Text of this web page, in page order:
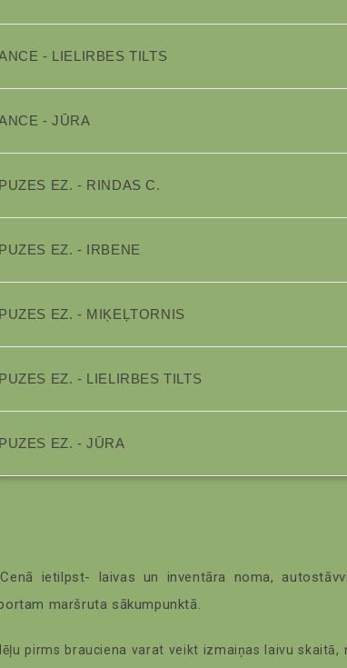
- LIELIRBES TILTS
- JŪRA
PUZES EZ. - RINDAS C.
PUZES EZ. - IRBENE
PUZES EZ. - MIĶEĻTORNIS
PUZES EZ. - LIELIRBES TILTS
PUZES EZ. - JŪRA
ietilpst- laivas un inventāra noma,
maršruta sākumpunktā.
pirms brauciena varat veikt izmaiņas laivu skaitā,